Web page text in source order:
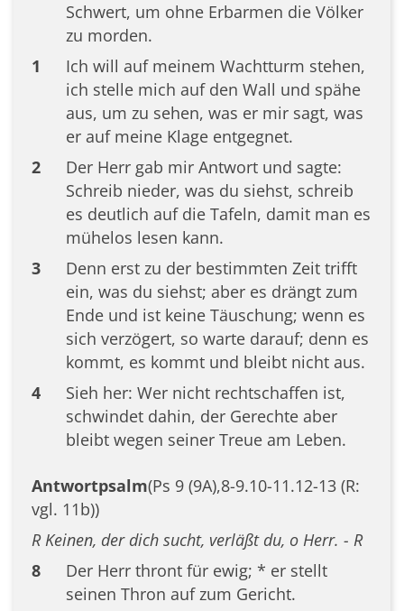
Schwert, um ohne Erbarmen die Völker
zu morden.
1
Ich will auf meinem Wachtturm stehen,
ich stelle mich auf den Wall und spähe
aus, um zu sehen, was er mir sagt, was
er auf meine Klage entgegnet.
2
Der Herr gab mir Antwort und sagte:
Schreib nieder, was du siehst, schreib
es deutlich auf die Tafeln, damit man es
mühelos lesen kann.
3
Denn erst zu der bestimmten Zeit trifft
ein, was du siehst; aber es drängt zum
Ende und ist keine Täuschung; wenn es
sich verzögert, so warte darauf; denn es
kommt, es kommt und bleibt nicht aus.
4
Sieh her: Wer nicht rechtschaffen ist,
schwindet dahin, der Gerechte aber
bleibt wegen seiner Treue am Leben.
Antwortpsalm(Ps 9 (9A),8-9.10-11.12-13 (R:
vgl. 11b))
R Keinen, der dich sucht, verläßt du, o Herr. - R
8
Der Herr thront für ewig; * er stellt
seinen Thron auf zum Gericht.